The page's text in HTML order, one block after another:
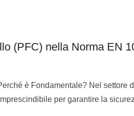
(PFC) nella Norma EN
è Fondamentale? Nel settore
per garantire la